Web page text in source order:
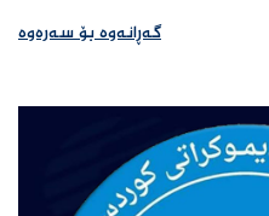
گەڕانەوە بۆ سەرەوە